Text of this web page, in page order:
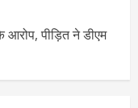
पीड़ित ने डीएम